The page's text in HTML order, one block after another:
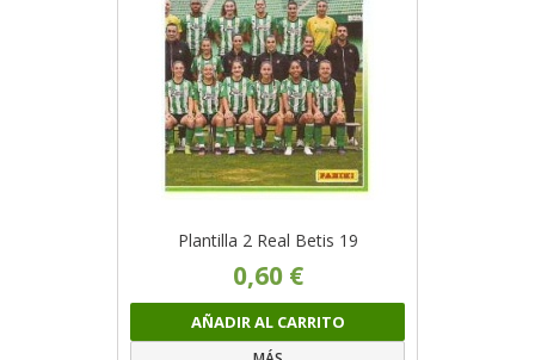
Plantilla 2 Real Betis 19
0,60 €
AÑADIR AL CARRITO